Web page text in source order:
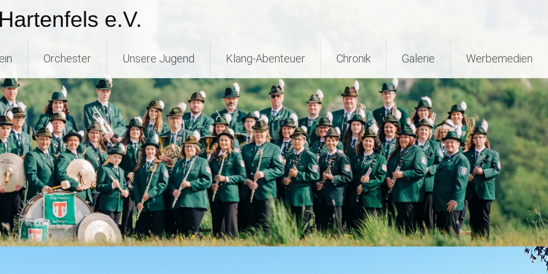
e.V.
Orchester Unsere Jugend Klang-Abenteuer Chronik Galerie Werbemedien